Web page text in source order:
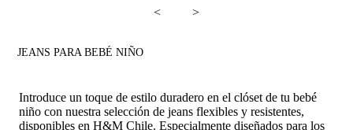
< >
JEANS PARA BEBÉ NIÑO
Introduce un toque de estilo duradero en el clóset de tu bebé
niño con nuestra selección de jeans flexibles y resistentes,
disponibles en H&M Chile. Especialmente diseñados para los